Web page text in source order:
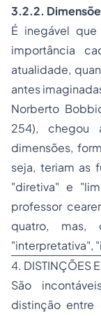
3.2.2.
É inegável
importância
atualidade,
antes
Norberto
254), chegou
dimensões,
seja, teriam as
"diretiva" e
professor
quatro, mas,
"interpretativa",
4. DISTINÇÕES
São
distinção entre